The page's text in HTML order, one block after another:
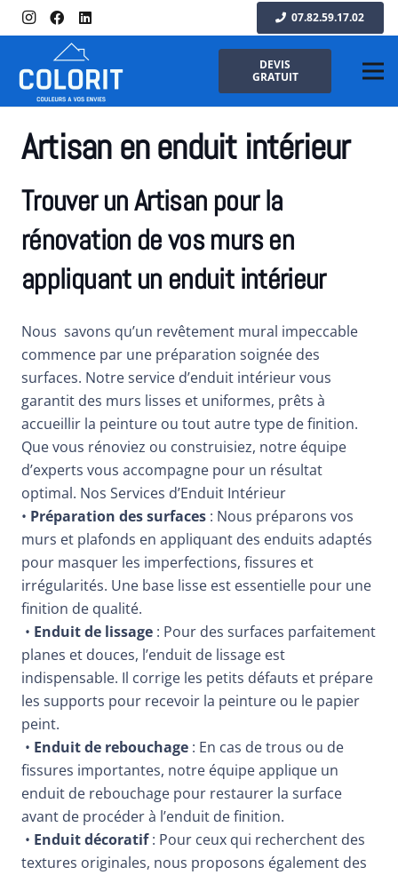
07.82.59.17.02
DEVIS
GRATUIT
Artisan en enduit intérieur
Trouver un Artisan pour la
rénovation de vos murs en
appliquant un enduit intérieur
Nous savons qu’un revêtement mural impeccable
commence par une préparation soignée des
surfaces. Notre service d’enduit intérieur vous
garantit des murs lisses et uniformes, prêts à
accueillir la peinture ou tout autre type de finition.
Que vous rénoviez ou construisiez, notre équipe
d’experts vous accompagne pour un résultat
optimal. Nos Services d’Enduit Intérieur
• Préparation des surfaces : Nous préparons vos
murs et plafonds en appliquant des enduits adaptés
pour masquer les imperfections, fissures et
irrégularités. Une base lisse est essentielle pour une
finition de qualité.
• Enduit de lissage : Pour des surfaces parfaitement
planes et douces, l’enduit de lissage est
indispensable. Il corrige les petits défauts et prépare
les supports pour recevoir la peinture ou le papier
peint.
• Enduit de rebouchage : En cas de trous ou de
fissures importantes, notre équipe applique un
enduit de rebouchage pour restaurer la surface
avant de procéder à l’enduit de finition.
• Enduit décoratif: Pour ceux qui recherchent des
textures originales, nous proposons également des